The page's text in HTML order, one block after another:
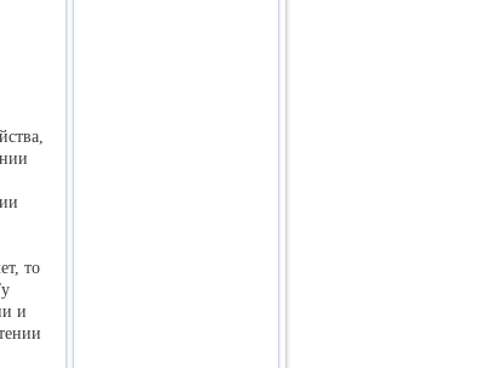
то
и